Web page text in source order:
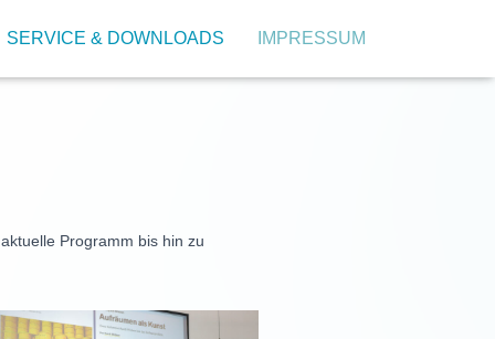
SERVICE & DOWNLOADS IMPRESSUM
Programm bis hin zu